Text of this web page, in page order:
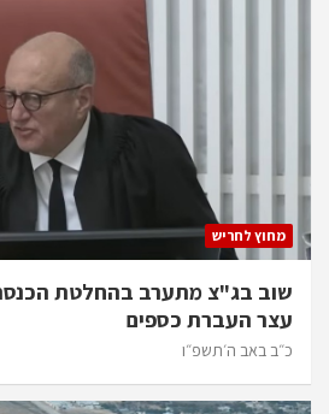
מחוץ לחריש
שוב בג"צ מתערב בהחלטת
עצר העברת כספים
כ״ב באב ה׳תשפ״ו